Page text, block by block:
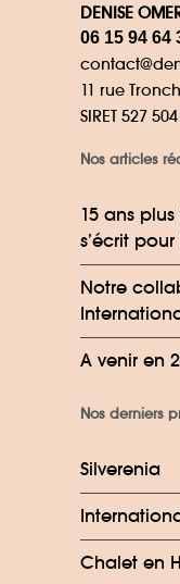
DENISE
06 15 94 64
11 rue
SIRET 527
Nos articles
15 ans
s’écrit
Notre
A venir en
Nos derniers
Silverenia
Chalet en